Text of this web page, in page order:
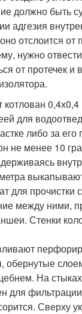
должно быть
адгезия
отслоится от
нужно
от протечек
котлован
для
либо за его
не менее 10
для прочистки
между ними,
Стенки
обернутые
На
для
Сверху